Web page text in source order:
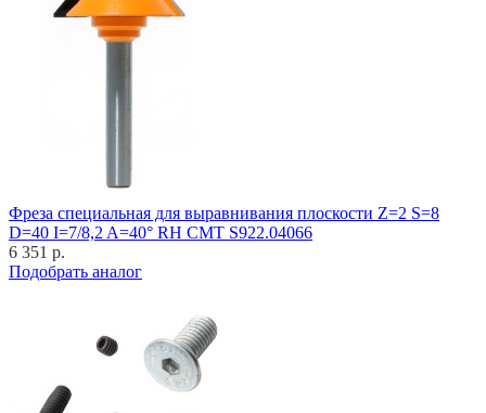
Фреза специальная для выравнивания плоскости Z=2 S=8
D=40 I=7/8,2 A=40° RH CMT S922.04066
6 351 р.
Подобрать аналог